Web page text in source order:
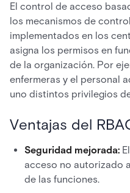
El control de acceso
los mecanismos de
implementados en los
asigna los permisos en
de la organización. Por
enfermeras y el personal
uno distintos privilegios
Ventajas del
Seguridad mejorada:
acceso no autorizado
de las funciones.